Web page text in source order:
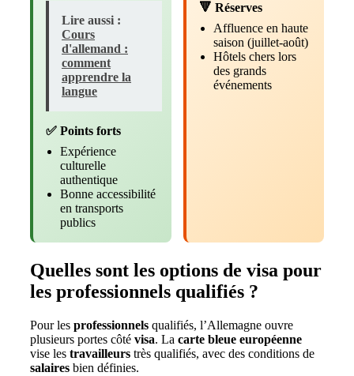
Lire aussi :
Cours
d'allemand :
comment
apprendre la
langue
✅ Points forts
Expérience
culturelle
authentique
Bonne accessibilité
en transports
publics
🔻 Réserves
Affluence en haute
saison (juillet-août)
Hôtels chers lors
des grands
événements
Quelles sont les options de visa pour
les professionnels qualifiés ?
Pour les professionnels qualifiés, l’Allemagne ouvre
plusieurs portes côté visa. La carte bleue européenne
vise les travailleurs très qualifiés, avec des conditions de
salaires bien définies.